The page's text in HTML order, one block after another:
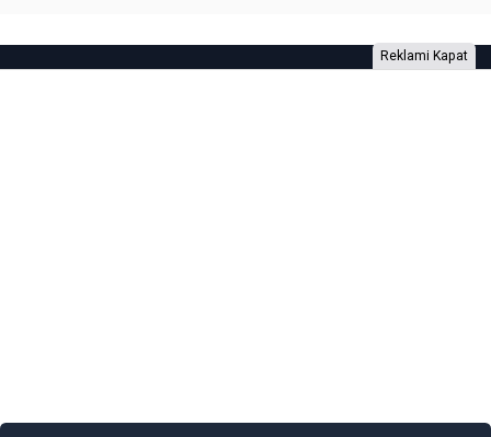
Reklami Kapat
sunulmaktadır. Burada yer alan yorum ve tavsiyeler ise genel niteliktedir. Bu